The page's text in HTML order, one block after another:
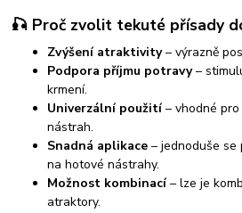
🎣 Proč zvolit tekuté přísady
Zvýšení atraktivity– výrazně
Podpora příjmu potravy–
krmení.
Univerzální použití– vhodné pro
nástrah.
Snadná aplikace – jednoduše se
na hotové nástrahy.
Možnost kombinací– lze je
atraktory.